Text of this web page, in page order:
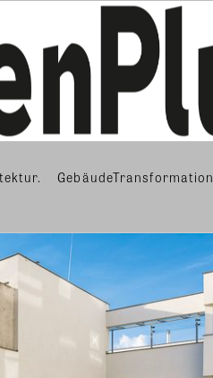
GebäudeTransformation